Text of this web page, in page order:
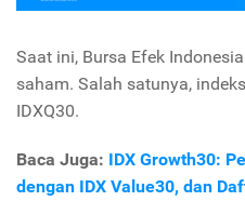
Saat ini, Bursa Efek
saham. Salah satunya,
IDXQ30.
Baca Juga: IDX Growth30:
dengan IDX Value30, dan